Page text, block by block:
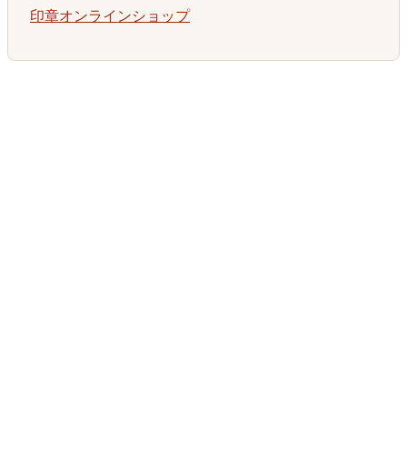
印章オンラインショップ